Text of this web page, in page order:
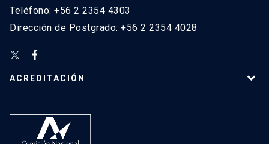
Teléfono: +56 2 2354 4303
Dirección de Postgrado: +56 2 2354 4028
ACREDITACIÓN